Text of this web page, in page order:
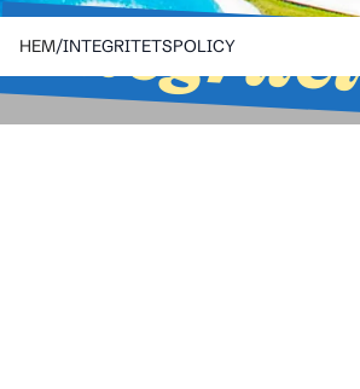
HEM/INTEGRITETSPOLICY